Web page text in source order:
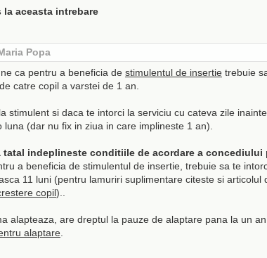
la aceasta intrebare
Popa
ca pentru a beneficia de stimulentul de insertie trebuie
catre copil a varstei de 1 an.
stimulent si daca te intorci la serviciu cu cateva zile
luna (dar nu fix in ziua in care implineste 1 an).
tatal indeplineste conditiile de acordare a
a beneficia de stimulentul de insertie, trebuie sa te
11 luni (pentru lamuriri suplimentare citeste si articolul
copil)..
alapteaza, are dreptul la pauze de alaptare pana la un
alaptare